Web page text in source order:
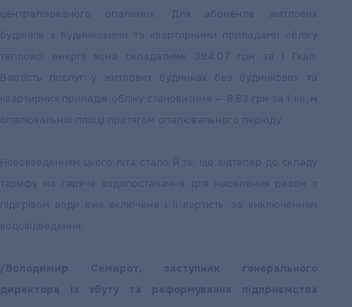
централізованого опалення. Для абонентів житлових
будинків з будинковими та квартирними приладами обліку
теплової енергії вона складатиме 394,07 грн за 1 Гкал.
Вартість послуг у житлових будинках без будинкових та
квартирних приладів обліку становитиме — 8,83 грн за 1 кв. м
опалювальної площі протягом опалювального періоду.
Нововведенням цього літа стало й те, що відтепер до складу
тарифу на гаряче водопостачання для населення разом з
підігрівом води вже включена і її вартість, за виключенням
водовідведення.
/Володимир Семирот, заступник генерального
директора із збуту та реформування підприємства